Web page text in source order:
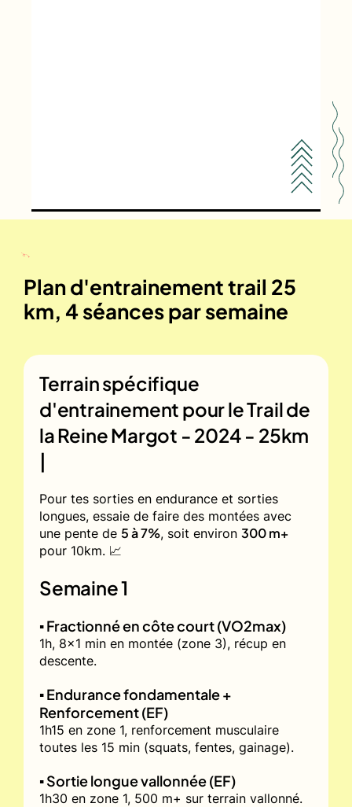
Plan d'entrainement trail 25
km, 4 séances par semaine
Terrain spécifique
d'entrainement pour leTrail de
la Reine Margot - 2024 - 25km
|
Pour tes sorties en endurance et sorties
longues, essaie de faire des montées avec
une pente de 5 à 7%, soit environ 300 m+
pour 10km. 📈
Semaine 1
▪️ Fractionné en côte court (VO2max)
1h, 8x1 min en montée (zone 3), récup en
descente.
▪️ Endurance fondamentale +
Renforcement (EF)
1h15 en zone 1, renforcement musculaire
toutes les 15 min (squats, fentes, gainage).
▪️ Sortie longue vallonnée (EF)
1h30 en zone 1, 500 m+ sur terrain vallonné.